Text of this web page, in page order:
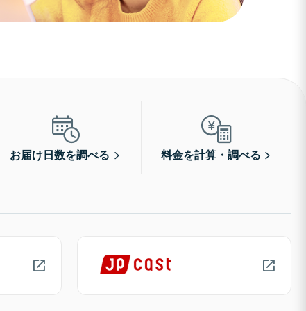
お届け日数を調べる 料金を計算・調べる